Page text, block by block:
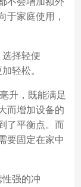
于家庭使用，
择轻便
轻松。
升，既能满足
而增加设备的
了平衡点。而
要固定在家中
性强的冲